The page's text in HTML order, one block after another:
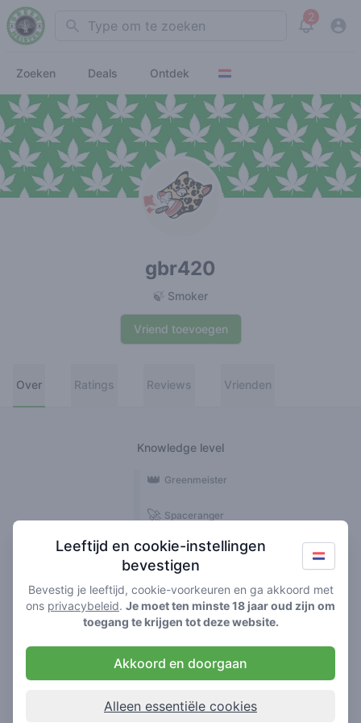
Search 2
View
Zoeken Deals Ontdek
gbr420
🍃 Smoker
Vriend toevoegen
Over Ratings Reviews Vrienden
Knowledge level
🍃 Smoker
🌱 Roller
🥦 Stoner
🚀 Spaceranger
👑 Greenmeister
Reviews
Leeftijd en cookie-instellingen
bevestigen
Bevestig je leeftijd, cookie-voorkeuren en ga akkoord met
ons privacybeleid. Je moet ten minste 18 jaar oud zijn om
toegang te krijgen tot deze website.
Akkoord en doorgaan
Alleen essentiële cookies